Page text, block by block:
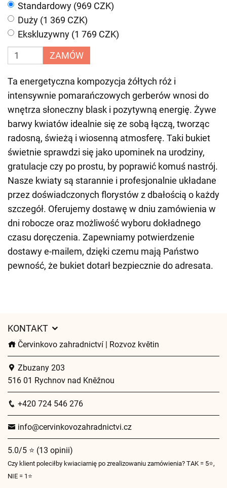
Standardowy (969 CZK)
Duży (1 369 CZK)
Ekskluzywny (1 769 CZK)
ZAMÓW
Ta energetyczna kompozycja żółtych róż i
intensywnie pomarańczowych gerberów wnosi do
wnętrza słoneczny blask i pozytywną energię. Żywe
barwy kwiatów idealnie się ze sobą łączą, tworząc
radosną, świeżą i wiosenną atmosferę. Taki bukiet
świetnie sprawdzi się jako upominek na urodziny,
gratulacje czy po prostu, by poprawić komuś nastrój.
Nasze kwiaty są starannie i profesjonalnie układane
przez doświadczonych florystów z dbałością o każdy
szczegół. Oferujemy dostawę w dniu zamówienia w
dni robocze oraz możliwość wyboru dokładnego
czasu doręczenia. Zapewniamy potwierdzenie
dostawy e-mailem, dzięki czemu mają Państwo
pewność, że bukiet dotarł bezpiecznie do adresata.
KONTAKT
Červinkovo zahradnictví | Rozvoz květin
Zbuzany 203
516 01 Rychnov nad Kněžnou
+420 724 546 276
info@cervinkovozahradnictvi.cz
5.0/5 ⭐ (13 opinii)
Czy klient poleciłby kwiaciarnię po zrealizowaniu zamówienia? TAK = 5⭐,
NIE = 1⭐